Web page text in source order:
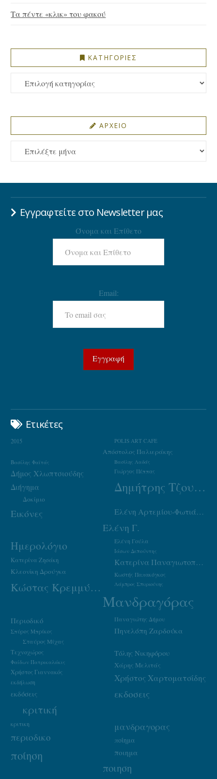
Τα πέντε «κλικ» του φακού
ΚΑΤΗΓΟΡΙΕΣ
ΚΑΤΗΓΟΡΙΕΣ
ΑΡΧΕΙΟ
ΑΡΧΕΙΟ
Εγγραφτείτε στο Newsletter μας
Όνομα και Επίθετο
Email:
Ετικέτες
2015 POLIS ART CAFE
Απόστολος Παλιεράκης
Βασίλης Λαδάς
Βασίλης Φαϊτάς
Γιώργος Πέππας
Δήμος Χλωπτσιούδης
Δημήτρης Τζουμάκας
Διήγημα
Δοκίμιο
Εικόνες Ελένη Αρτεμίου-Φωτιάδου
Ελένη Γ.
Ελένη Γούλα
Ημερολόγιο Ιάσων Δεπούντης
Κατερίνα Ζησάκη Κατερίνα Παναγιωτοπούλου
Κλεονίκη Δρούγκα Κωστής Παπακόγκος
Κώστας Κρεμμύδας Λάμπρος Σπυριούνης
Μανδραγόρας
Παναγιώτης Δήμου
Περιοδικό
Πηνελόπη Ζαρδούκα
Σπύρος Μπρίκος
Σταύρος Μίχας
Τεχνοχώρος
Τόλης Νικηφόρου
Φαίδων Πατρικαλάκις Χάρης Μελιτάς
Χρήστος Γιαννακός
Χρήστος Χαρτοματσίδης
εκδήλωση
εκδοσεις
εκδόσεις
κριτική
κριτικη μανδραγορας
περιοδικο ποίημα
ποίηση ποιημα
ποιηση